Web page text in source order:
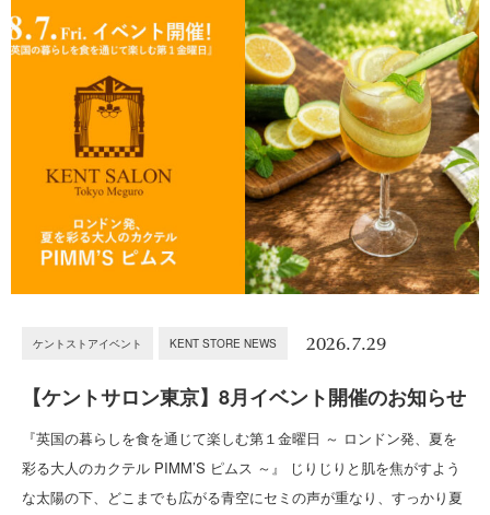
ケントストアイベント KENT STORE NEWS 2026.7.29
【ケントサロン東京】8月イベント開催のお知らせ
『英国の暮らしを食を通じて楽しむ第１金曜日 ～ ロンドン発、夏を
彩る大人のカクテル PIMM’S ピムス ～』 じりじりと肌を焦がすよう
な太陽の下、どこまでも広がる青空にセミの声が重なり、すっかり夏